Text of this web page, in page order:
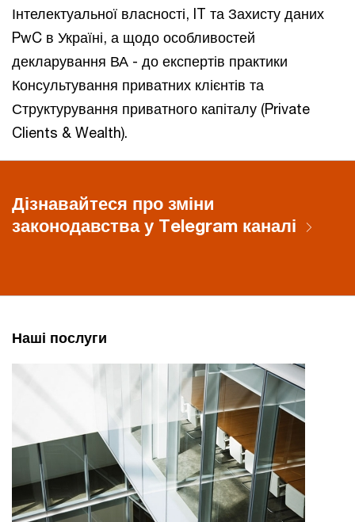
Інтелектуальної власності, IT та Захисту даних
PwC в Україні, а щодо особливостей
декларування ВА - до експертів практики
Консультування приватних клієнтів та
Структурування приватного капіталу (Private
Clients & Wealth).
Дізнавайтеся про зміни
законодавства у Telegram каналі
Наші послуги